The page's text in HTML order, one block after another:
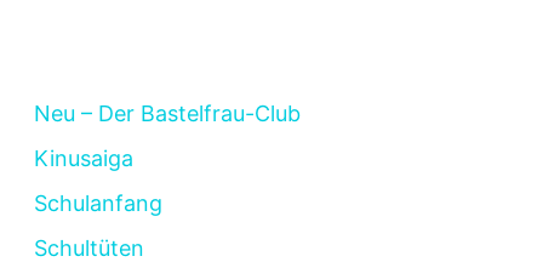
Neu – Der Bastelfrau-Club
Kinusaiga
Schulanfang
Schultüten